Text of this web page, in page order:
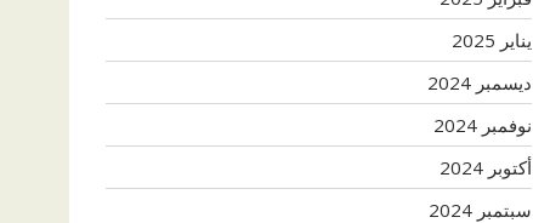
يناير 2025
ديسمبر 2024
نوفمبر 2024
أكتوبر 2024
سبتمبر 2024